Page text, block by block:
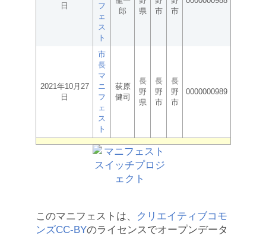
日
フ
ェ
ス
ト
郎
県
市
市
2021年10月27
日
市
長
マ
ニ
フ
ェ
ス
ト
荻原
健司
長
野
県
長
野
市
長
野
市
0000000989
このマニフェストは、
クリエイティブコモ
ンズCC-BYのライセンスでオープンデータ